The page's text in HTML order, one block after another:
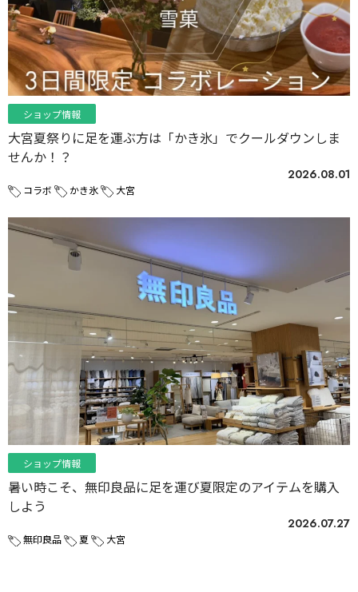
ショップ情報
大宮夏祭りに足を運ぶ方は「かき氷」でクールダウンしま
せんか！？
2026.08.01
コラボ かき氷 大宮
ショップ情報
暑い時こそ、無印良品に足を運び夏限定のアイテムを購入
しよう
2026.07.27
無印良品 夏 大宮